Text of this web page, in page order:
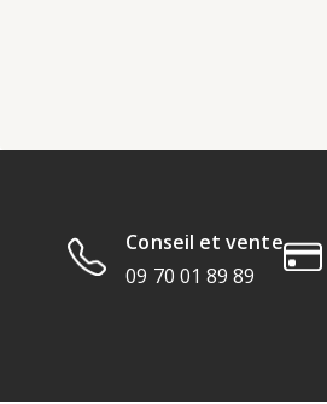
Conseil et vente
09 70 01 89 89